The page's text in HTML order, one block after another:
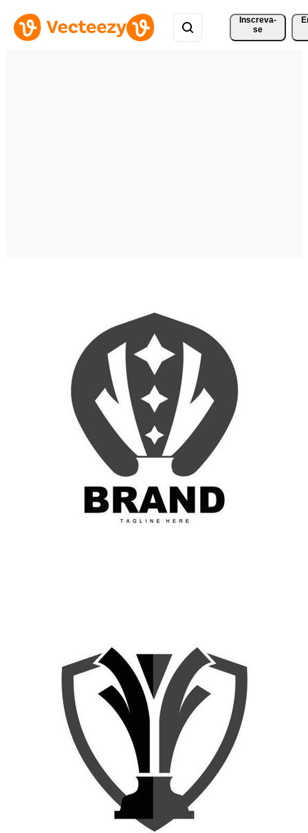
Inscreva-
se